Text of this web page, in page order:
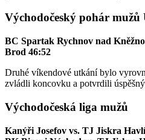
Východočeský pohár mužů
BC Spartak Rychnov nad
Brod 46:52
Druhé víkendové utkání bylo
zvládli koncovku a potvrdili
Východočeská liga mužů
Kanýři Josefov vs. TJ Jiskra